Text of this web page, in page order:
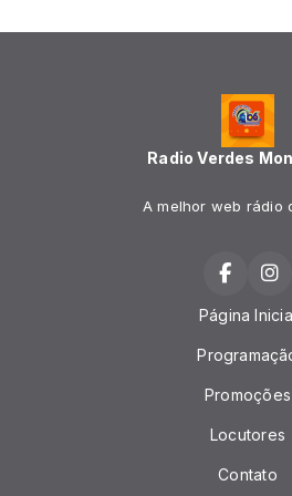
Radio Verdes
A melhor web rádio
Página
Promoções
Locutores
Contato